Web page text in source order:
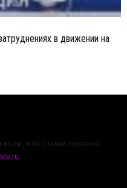
в движении на
что с ними связано!